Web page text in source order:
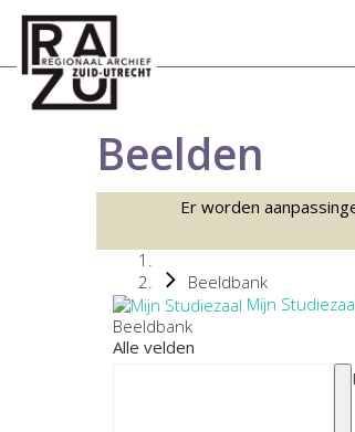
Beelden
Er worden
Beeldbank
Mijn
Beeldbank
Alle velden